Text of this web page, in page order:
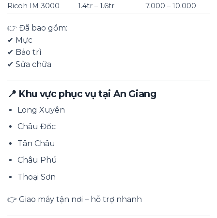
Ricoh IM 3000
1.4tr – 1.6tr 7.000 – 10.000
👉 Đã bao gồm:
✔ Mực
✔ Bảo trì
✔ Sửa chữa
📍 Khu vực phục vụ tại An Giang
Long Xuyên
Châu Đốc
Tân Châu
Châu Phú
Thoại Sơn
👉 Giao máy tận nơi – hỗ trợ nhanh